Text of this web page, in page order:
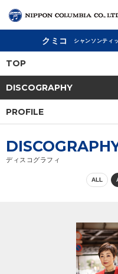
アーティスト
ジャンル
クミコ シャンソンティ
TOP
DISCOGRAPHY
PROFILE
ディスコグラフィ
ALL